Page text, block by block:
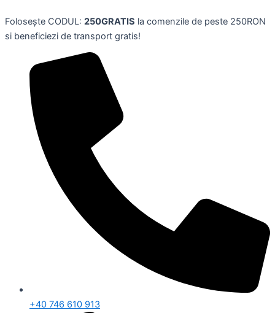
to
content
Folosește CODUL: 250GRATIS la comenzile de peste 250RON
si beneficiezi de transport gratis!
+40 746 610 913